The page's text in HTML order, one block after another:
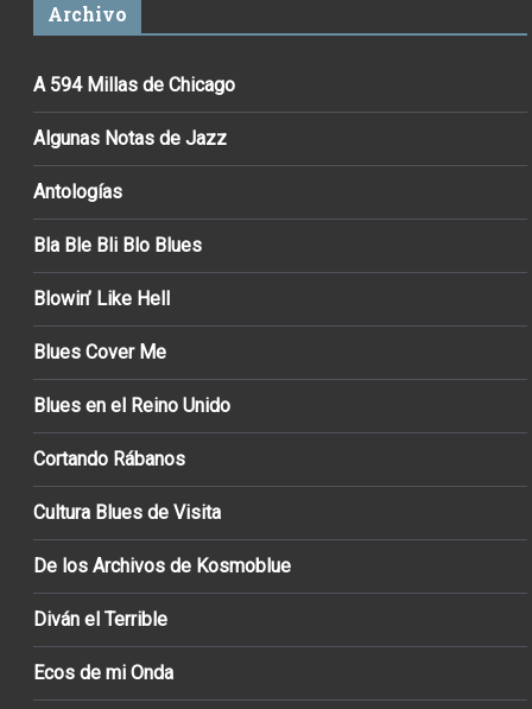
Archivo
A 594 Millas de Chicago
Algunas Notas de Jazz
Antologías
Bla Ble Bli Blo Blues
Blowin’ Like Hell
Blues Cover Me
Blues en el Reino Unido
Cortando Rábanos
Cultura Blues de Visita
De los Archivos de Kosmoblue
Diván el Terrible
Ecos de mi Onda